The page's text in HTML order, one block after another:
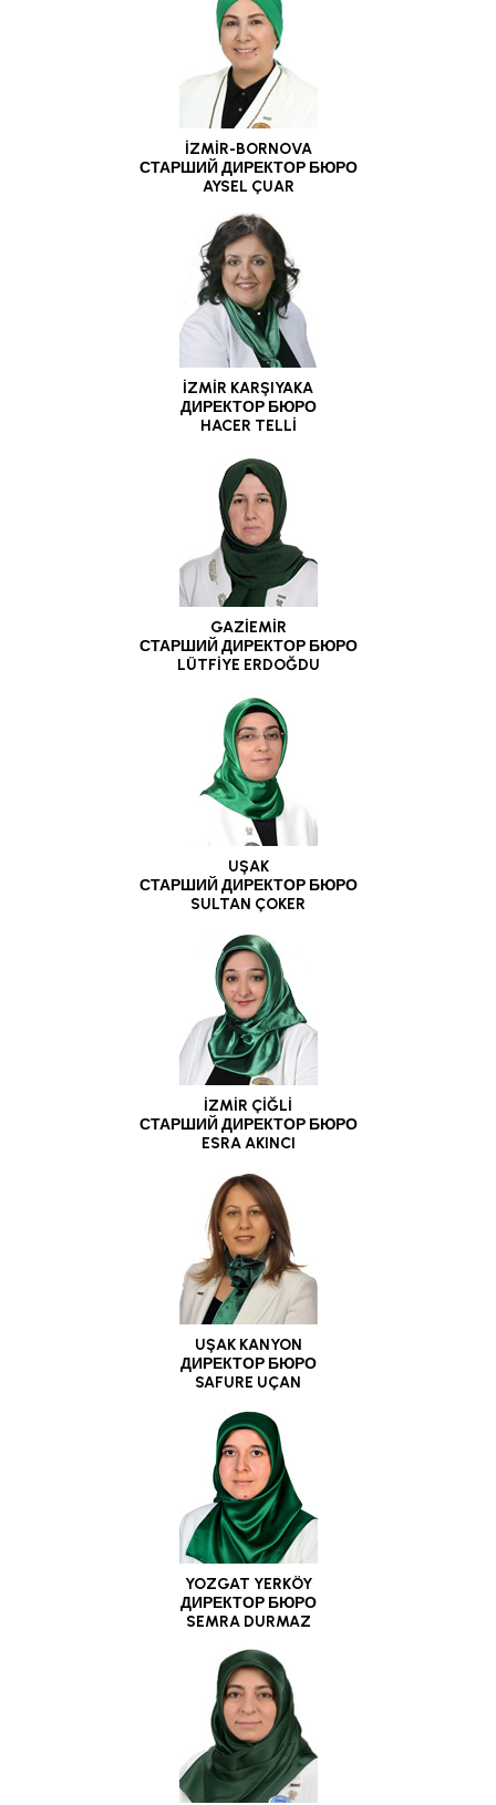
İZMİR-BORNOVA
СТАРШИЙ ДИРЕКТОР БЮРО
AYSEL ÇUAR
İZMİR KARŞIYAKA
ДИРЕКТОР БЮРО
HACER TELLİ
GAZİEMİR
СТАРШИЙ ДИРЕКТОР БЮРО
LÜTFİYE ERDOĞDU
UŞAK
СТАРШИЙ ДИРЕКТОР БЮРО
SULTAN ÇOKER
İZMİR ÇİĞLİ
СТАРШИЙ ДИРЕКТОР БЮРО
ESRA AKINCI
UŞAK KANYON
ДИРЕКТОР БЮРО
SAFURE UÇAN
YOZGAT YERKÖY
ДИРЕКТОР БЮРО
SEMRA DURMAZ